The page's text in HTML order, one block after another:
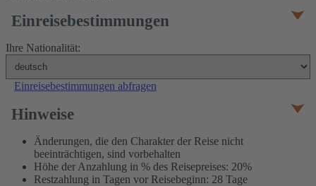
Einreisebestimmungen
Ihre Nationalität:
Einreisebestimmungen abfragen
Hinweise
Änderungen, die den Charakter der Reise nicht
beeinträchtigen, sind vorbehalten
Höhe der Anzahlung in % des Reisepreises: 20%
Restzahlung in Tagen vor Reisebeginn: 28 Tage